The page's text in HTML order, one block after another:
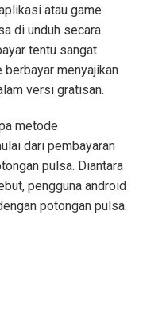
atau game
di unduh secara
tentu sangat
berbayar menyajikan
versi gratisan.
metode
dari pembayaran
pulsa. Diantara
pengguna android
potongan pulsa.